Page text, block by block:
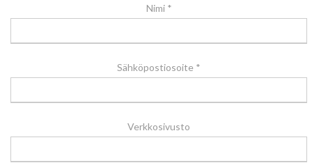
Nimi *
Sähköpostiosoite *
Verkkosivusto